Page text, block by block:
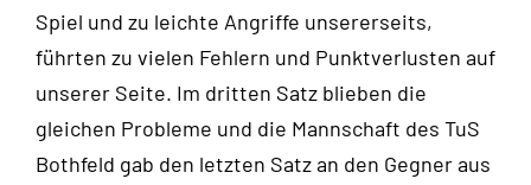
Spiel und zu leichte Angriffe unsererseits,
führten zu vielen Fehlern und Punktverlusten auf
unserer Seite. Im dritten Satz blieben die
gleichen Probleme und die Mannschaft des TuS
Bothfeld gab den letzten Satz an den Gegner aus